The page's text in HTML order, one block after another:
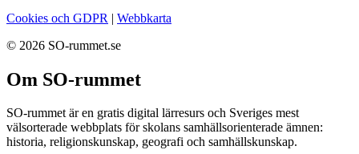
Cookies och GDPR | Webbkarta
© 2026 SO-rummet.se
Om SO-rummet
SO-rummet är en gratis digital lärresurs och Sveriges mest
välsorterade webbplats för skolans samhällsorienterade ämnen:
historia, religionskunskap, geografi och samhällskunskap.